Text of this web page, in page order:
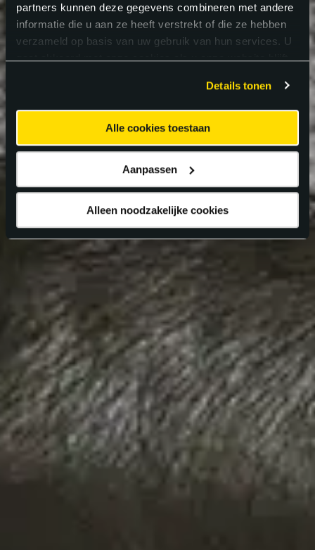
partners kunnen deze gegevens combineren met andere
informatie die u aan ze heeft verstrekt of die ze hebben
verzameld op basis van uw gebruik van hun services. U
gaat akkoord met onze cookies als u onze website blijft
Details tonen
Alle cookies toestaan
Aanpassen
Alleen noodzakelijke cookies